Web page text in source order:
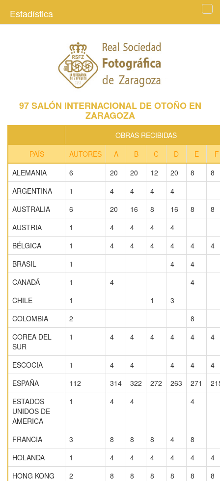
Estadística
97 SALÓN INTERNACIONAL DE OTOÑO EN
ZARAGOZA
OBRAS RECIBIDAS
PAÍS
AUTORES A B C D E
F
ALEMANIA
6 20 20 12 20 8
8
ARGENTINA
1 4 4 4
4
AUSTRALIA
6 20 16 8 16 8
8
AUSTRIA
1 4 4 4
4
BÉLGICA
1 4 4 4 4 4
4
BRASIL
1 4
4
CANADÁ
1 4
4
CHILE
1 1
3
COLOMBIA
2
8
COREA DEL
SUR
1 4 4 4 4 4 4
ESCOCIA 1 4 4 4 4
4
ESPAÑA
112 314 322 272 263 271
ESTADOS
UNIDOS DE
AMERICA
1 4 4 4
FRANCIA 3 8 8 8 4
8
HOLANDA
1 4 4 4 4 4
4
HONG KONG
2 8 8 8 8 8
8